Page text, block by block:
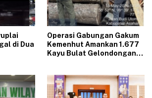
di Dua
Operasi Gabungan Gakum
Kemenhut Amankan 1.677
Kayu Bulat Gelondongan